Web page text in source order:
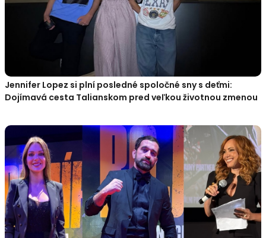
Jennifer Lopez si plní posledné spoločné sny s deťmi:
Dojímavá cesta Talianskom pred veľkou životnou zmenou